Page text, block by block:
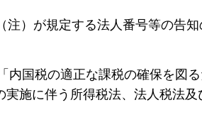
）が規定する法人番号等の告
内国税の適正な課税の確保を図
施に伴う所得税法、法人税法